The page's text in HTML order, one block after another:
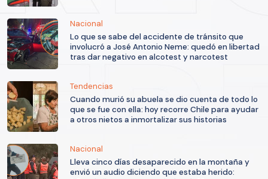
Nacional
Lo que se sabe del accidente de tránsito que
involucró a José Antonio Neme: quedó en libertad
tras dar negativo en alcotest y narcotest
Tendencias
Cuando murió su abuela se dio cuenta de todo lo
que se fue con ella: hoy recorre Chile para ayudar
a otros nietos a inmortalizar sus historias
Nacional
Lleva cinco días desaparecido en la montaña y
envió un audio diciendo que estaba herido: